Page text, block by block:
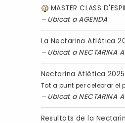
MASTER CLASS
Ubicat aAGENDA
La Nectarina Atlètica
Ubicat a NECTARINA
Nectarina Atlètica 2025
Tot a punt per celebrar el
Ubicat a NECTARINA
Resultats de la